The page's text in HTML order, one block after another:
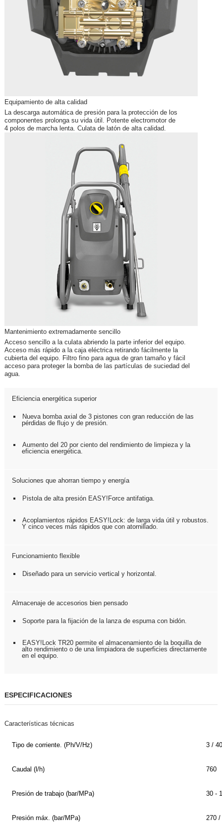
Equipamiento de alta calidad
La descarga automática de presión para la protección de los
componentes prolonga su vida útil. Potente electromotor de
4 polos de marcha lenta. Culata de latón de alta calidad.
Mantenimiento extremadamente sencillo
Acceso sencillo a la culata abriendo la parte inferior del equipo.
Acceso más rápido a la caja eléctrica retirando fácilmente la
cubierta del equipo. Filtro fino para agua de gran tamaño y fácil
acceso para proteger la bomba de las partículas de suciedad del
agua.
Eficiencia energética superior
Nueva bomba axial de 3 pistones con gran reducción de las
pérdidas de flujo y de presión.
Aumento del 20 por ciento del rendimiento de limpieza y la
eficiencia energética.
Soluciones que ahorran tiempo y energía
Pistola de alta presión EASY!Force antifatiga.
Acoplamientos rápidos EASY!Lock: de larga vida útil y robustos.
Y cinco veces más rápidos que con atornillado.
Funcionamiento flexible
Diseñado para un servicio vertical y horizontal.
Almacenaje de accesorios bien pensado
Soporte para la fijación de la lanza de espuma con bidón.
EASY!Lock TR20 permite el almacenamiento de la boquilla de
alto rendimiento o de una limpiadora de superficies directamente
en el equipo.
ESPECIFICACIONES
Características técnicas
Tipo de corriente. (Ph/V/Hz) 3 /
Caudal (l/h) 760
Presión de trabajo (bar/MPa) 30 -
Presión máx. (bar/MPa) 270 /